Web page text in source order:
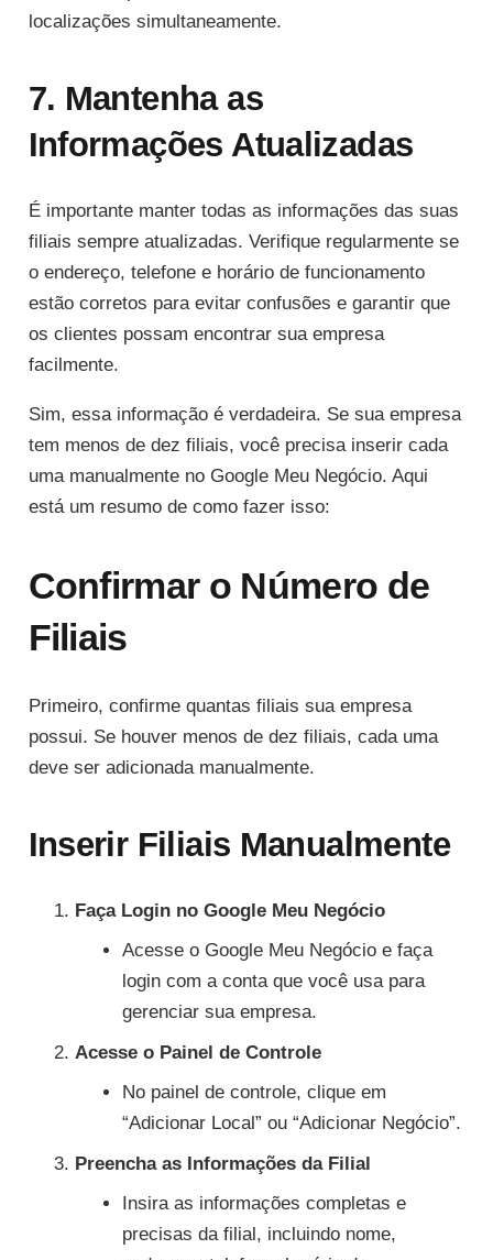
localizações simultaneamente.
7. Mantenha as
Informações Atualizadas
É importante manter todas as informações das suas
filiais sempre atualizadas. Verifique regularmente se
o endereço, telefone e horário de funcionamento
estão corretos para evitar confusões e garantir que
os clientes possam encontrar sua empresa
facilmente.
Sim, essa informação é verdadeira. Se sua empresa
tem menos de dez filiais, você precisa inserir cada
uma manualmente no Google Meu Negócio. Aqui
está um resumo de como fazer isso:
Confirmar o Número de
Filiais
Primeiro, confirme quantas filiais sua empresa
possui. Se houver menos de dez filiais, cada uma
deve ser adicionada manualmente.
Inserir Filiais Manualmente
Faça Login no Google Meu Negócio
Acesse o Google Meu Negócio e faça
login com a conta que você usa para
gerenciar sua empresa.
Acesse o Painel de Controle
No painel de controle, clique em
“Adicionar Local” ou “Adicionar Negócio”.
Preencha as Informações da Filial
Insira as informações completas e
precisas da filial, incluindo nome,